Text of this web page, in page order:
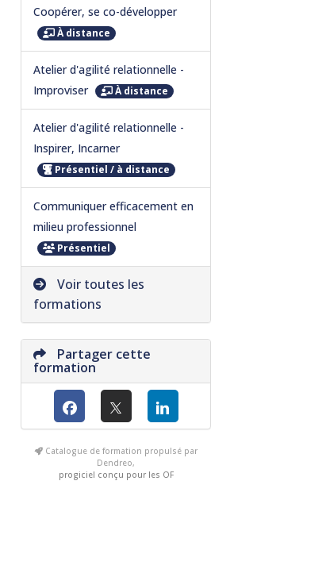
Coopérer, se co-développer
À distance
Atelier d'agilité relationnelle -
Improviser
À distance
Atelier d'agilité relationnelle -
Inspirer, Incarner
Présentiel / à distance
Communiquer efficacement en
milieu professionnel
Présentiel
Voir toutes les
formations
Partager cette
formation
Catalogue de formation propulsé par
Dendreo,
progiciel conçu pour les OF